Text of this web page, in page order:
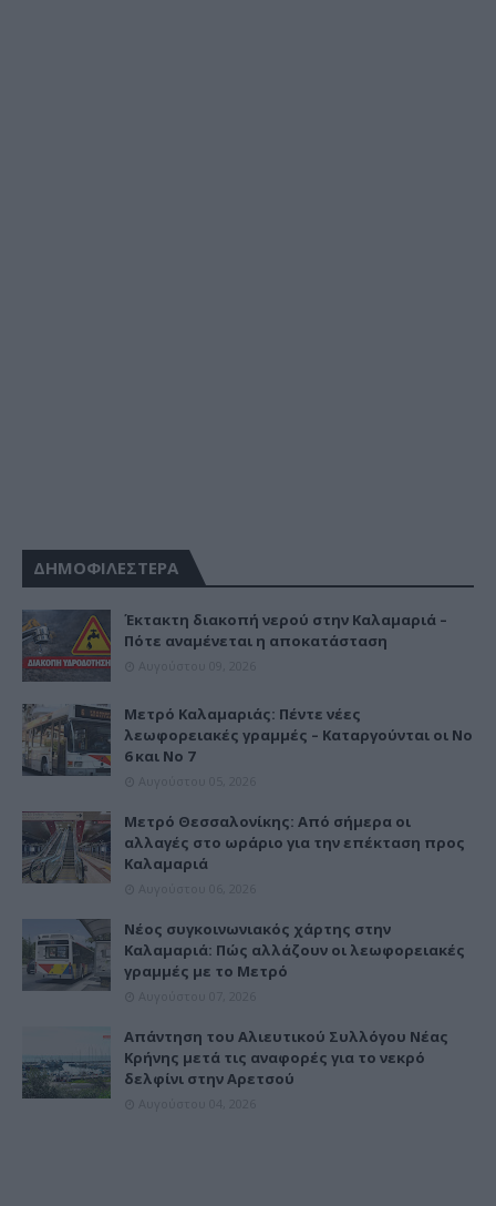
ΔΗΜΟΦΙΛΕΣΤΕΡΑ
Έκτακτη διακοπή νερού στην Καλαμαριά –
Πότε αναμένεται η αποκατάσταση
Μετρό Καλαμαριάς: Πέντε νέες
λεωφορειακές γραμμές – Καταργούνται οι Νο
6 και Νο 7
Μετρό Θεσσαλονίκης: Από σήμερα οι
αλλαγές στο ωράριο για την επέκταση προς
Καλαμαριά
Νέος συγκοινωνιακός χάρτης στην
Καλαμαριά: Πώς αλλάζουν οι λεωφορειακές
γραμμές με το Μετρό
Απάντηση του Αλιευτικού Συλλόγου Νέας
Κρήνης μετά τις αναφορές για το νεκρό
δελφίνι στην Αρετσού